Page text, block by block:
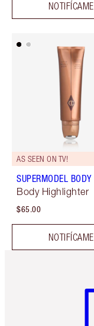
NOTIFÍCAME
AS SEEN ON TV!
SUPERMODEL BODY
Body Highlighter
$65.00
NOTIFÍCAME